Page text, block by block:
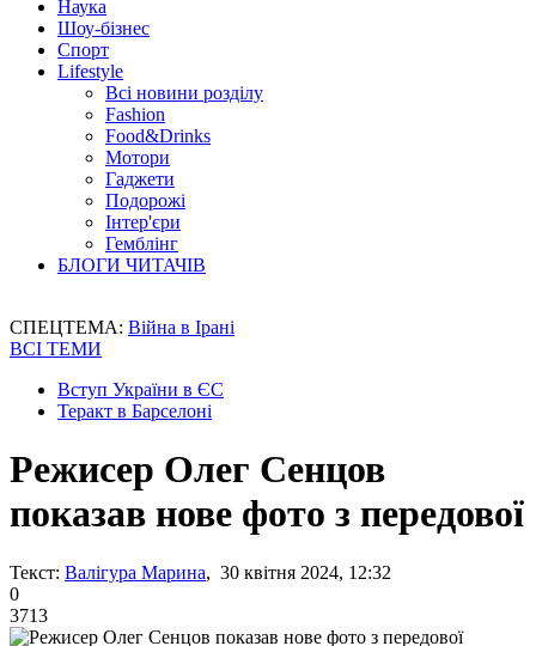
Наука
Шоу-бізнес
Спорт
Lifestyle
Всі новини розділу
Fashion
Food&Drinks
Мотори
Гаджети
Подорожі
Інтер'єри
Гемблінг
БЛОГИ ЧИТАЧІВ
СПЕЦТЕМА: Війна в Ірані
ВСІ ТЕМИ
Вступ України в ЄС
Теракт в Барселоні
Режисер Олег Сенцов
показав нове фото з передової
Текст: Валігура Марина, 30 квітня 2024, 12:32
0
3713